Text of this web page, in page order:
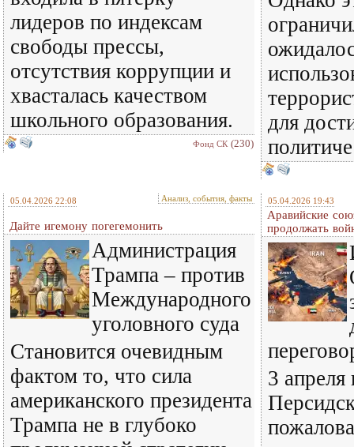
лидеров по индексам
свободы прессы,
отсутствия коррупции и
хвасталась качеством
школьного образования.
Фонд СК (230)
для
05.04.2026 22:08 Анализ, события, факты
Дайте игемону погегемонить
Администрация
Трампа – против
Международного
уголовного суда
Становится очевидным
фактом то, что сила
американского президента
Трампа не в глубоко
05.04.2026 19:43
Аравийские
продолжать
3 апреля